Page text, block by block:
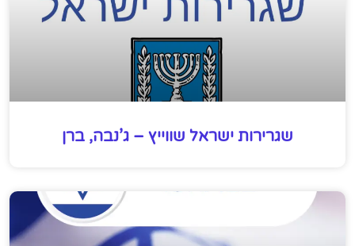
שגרירות ישראל שווייץ – ג’נבה, ברן